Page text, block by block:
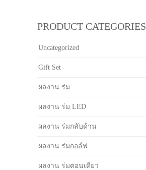
PRODUCT CATEGORIES
Uncategorized
Gift Set
ผลงาน ร่ม
ผลงาน ร่ม LED
ผลงาน ร่มกลับด้าน
ผลงาน ร่มกอล์ฟ
ผลงาน ร่มตอนเดียว